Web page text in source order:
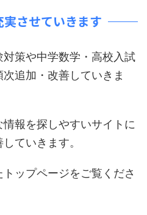
させていきます
策や中学数学・高校入試
追加・改善していきま
報を探しやすいサイトに
ていきます。
ップページをご覧くださ